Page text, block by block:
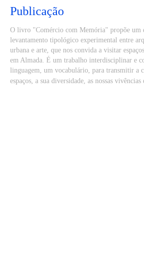
Publicação
O livro "Comércio com Memória" propõe um
levantamento tipológico experimental entre
urbana e arte, que nos convida a visitar
em Almada. É um trabalho interdisciplinar e
linguagem, um vocabulário, para transmitir a
espaços, a sua diversidade, as nossas vivências